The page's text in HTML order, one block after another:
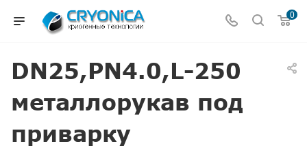
0
DN25,PN4.0,L-250
металлорукав под
приварку